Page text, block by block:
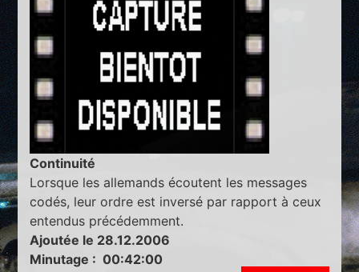
Continuité
Lorsque les allemands écoutent les messages
codés, leur ordre est inversé par rapport à ceux
entendus précédemment.
Ajoutée le 28.12.2006
Minutage : 00:42:00